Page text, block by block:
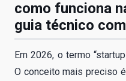
como funciona
guia técnico
Em 2026, o termo
O conceito mais preciso